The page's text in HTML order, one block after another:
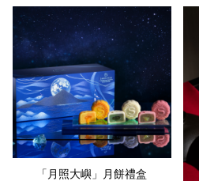
「月照大嶼」月餅禮盒